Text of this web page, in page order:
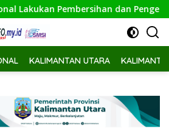
dan Pengecatan Kerb
KALIMANTAN UTARA